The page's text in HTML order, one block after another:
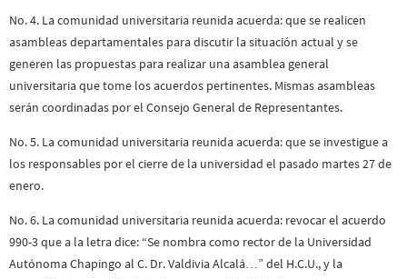
No. 4. La comunidad universitaria reunida acuerda: que se realicen
asambleas departamentales para discutir la situación actual y se
generen las propuestas para realizar una asamblea general
universitaria que tome los acuerdos pertinentes. Mismas asambleas
serán coordinadas por el Consejo General de Representantes.
No. 5. La comunidad universitaria reunida acuerda: que se investigue a
los responsables por el cierre de la universidad el pasado martes 27 de
enero.
No. 6. La comunidad universitaria reunida acuerda: revocar el acuerdo
990-3 que a la letra dice: “Se nombra como rector de la Universidad
Autónoma Chapingo al C. Dr. Valdivia Alcalá…” del H.C.U., y la